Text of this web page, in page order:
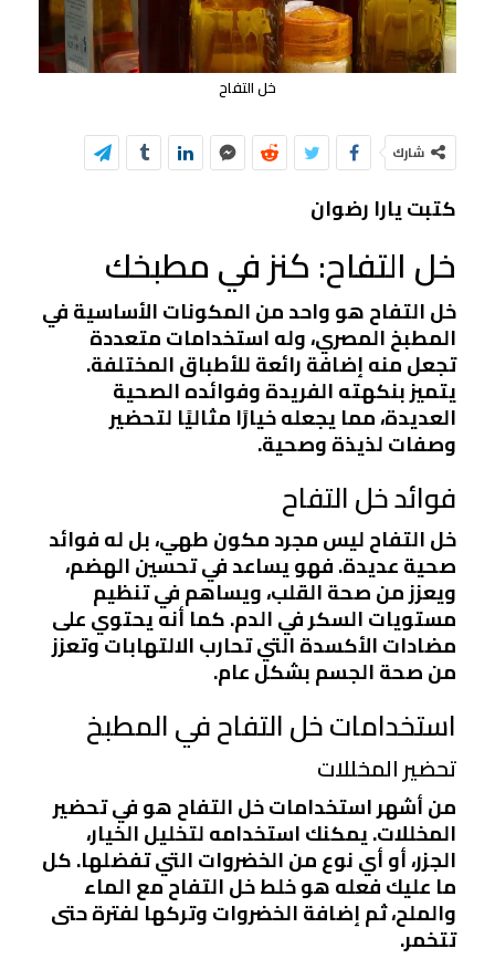
خل التفاح
شارك
كتبت يارا رضوان
خل التفاح: كنز في مطبخك
خل التفاح هو واحد من المكونات الأساسية في
المطبخ المصري، وله استخدامات متعددة
تجعل منه إضافة رائعة للأطباق المختلفة.
يتميز بنكهته الفريدة وفوائده الصحية
العديدة، مما يجعله خيارًا مثاليًا لتحضير
وصفات لذيذة وصحية.
فوائد خل التفاح
خل التفاح ليس مجرد مكون طهي، بل له فوائد
صحية عديدة. فهو يساعد في تحسين الهضم،
ويعزز من صحة القلب، ويساهم في تنظيم
مستويات السكر في الدم. كما أنه يحتوي على
مضادات الأكسدة التي تحارب الالتهابات وتعزز
من صحة الجسم بشكل عام.
استخدامات خل التفاح في المطبخ
تحضير المخللات
من أشهر استخدامات خل التفاح هو في تحضير
المخللات. يمكنك استخدامه لتخليل الخيار،
الجزر، أو أي نوع من الخضروات التي تفضلها. كل
ما عليك فعله هو خلط خل التفاح مع الماء
والملح، ثم إضافة الخضروات وتركها لفترة حتى
تتخمر.